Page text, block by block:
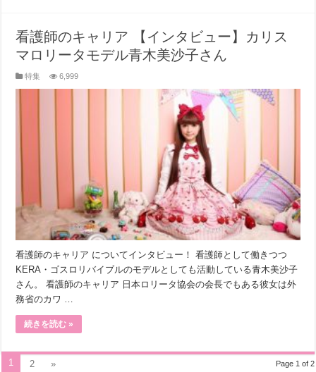
看護師のキャリア 【インタビュー】カリス
マロリータモデル青木美沙子さん
特集 6,999
看護師のキャリア についてインタビュー！ 看護師として働きつつ
KERA・ゴスロリバイブルのモデルとしても活動している青木美沙子
さん。 看護師のキャリア 日本ロリータ協会の会長でもある彼女は外
務省のカワ …
続きを読む »
Page 1 of 2
1 2 »